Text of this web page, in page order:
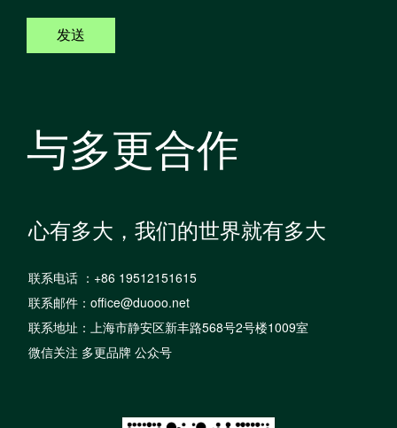
发送
与多更合作
心有多大，我们的世界就有多大
联系电话 ：+86 19512151615
联系邮件：office@duooo.net
联系地址：上海市静安区新丰路568号2号楼1009室
微信关注 多更品牌 公众号